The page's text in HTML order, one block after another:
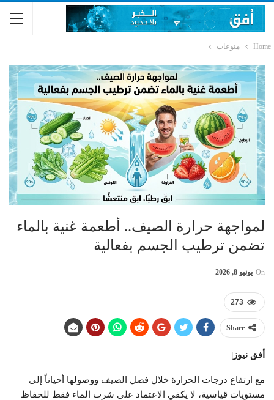
Home منوعات
لمواجهة حرارة الصيف.. أطعمة غنية بالماء
تضمن ترطيب الجسم بفعالية
On يونيو 8, 2026
273
Share
أفق نيوز|
مع ارتفاع درجات الحرارة خلال فصل الصيف ووصولها أحياناً إلى
مستويات قياسية، لا يكفي الاعتماد على شرب الماء فقط للحفاظ